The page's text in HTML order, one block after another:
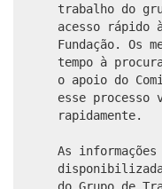
trabalho do
acesso rápido
Fundação. Os
tempo à
o apoio do
esse processo
rapidamente.
As
do Grupo de